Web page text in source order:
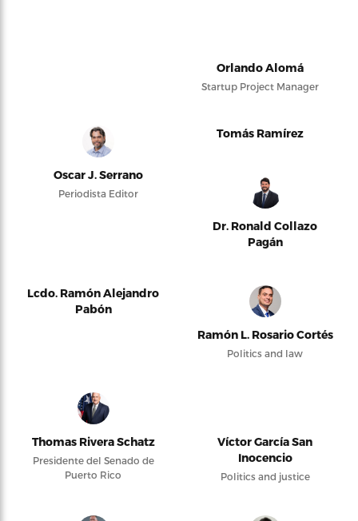
Orlando Alomá
Startup Project Manager
Oscar J. Serrano
Periodista Editor
Tomás Ramírez
Dr. Ronald Collazo
Pagán
Lcdo. Ramón Alejandro
Pabón
Ramón L. Rosario Cortés
Politics and law
Thomas Rivera Schatz
Presidente del Senado de
Puerto Rico
Víctor García San
Inocencio
Politics and justice